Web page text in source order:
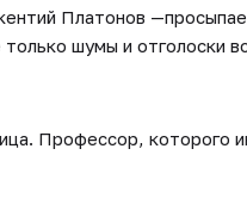
Платонов
шумы и отголоски
Профессор, которого